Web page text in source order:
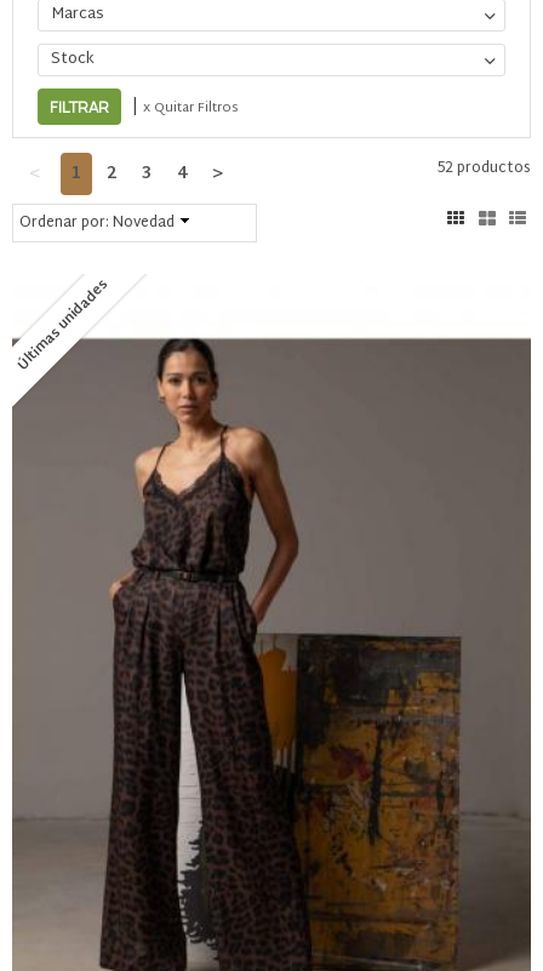
Marcas
Stock
| x Quitar Filtros
< 1 2 3 4 > 52 productos
Ordenar por:Novedad
Últimas unidades